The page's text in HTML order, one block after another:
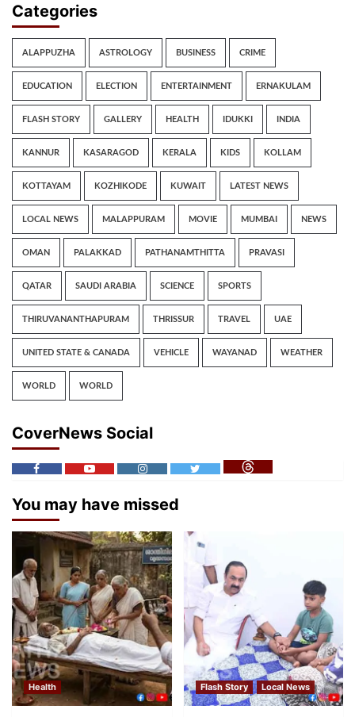
Categories
ALAPPUZHA ASTROLOGY BUSINESS CRIME
EDUCATION ELECTION ENTERTAINMENT ERNAKULAM
FLASH STORY GALLERY HEALTH IDUKKI INDIA
KANNUR KASARAGOD KERALA KIDS KOLLAM
KOTTAYAM KOZHIKODE KUWAIT LATEST NEWS
LOCAL NEWS MALAPPURAM MOVIE MUMBAI NEWS
OMAN PALAKKAD PATHANAMTHITTA PRAVASI
QATAR SAUDI ARABIA SCIENCE SPORTS
THIRUVANANTHAPURAM THRISSUR TRAVEL UAE
UNITED STATE & CANADA VEHICLE WAYANAD WEATHER
WORLD WORLD
CoverNews Social
You may have missed
Health Flash Story Local News